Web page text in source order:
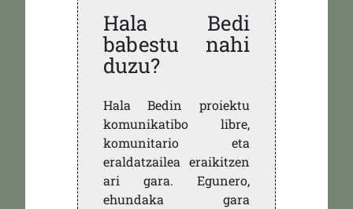
Hala Bedi
babestu nahi
duzu?
Hala Bedin proiektu
komunikatibo libre,
komunitario eta
eraldatzailea eraikitzen
ari gara. Egunero,
ehundaka gara